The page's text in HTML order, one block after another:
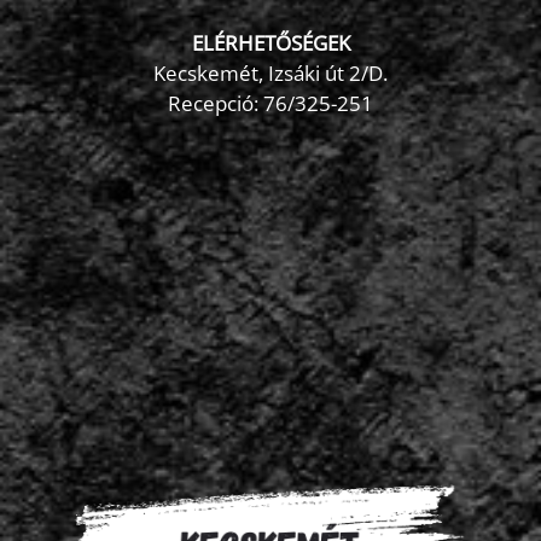
ELÉRHETŐSÉGEK
Kecskemét, Izsáki út 2/D.
Recepció:76/325-251